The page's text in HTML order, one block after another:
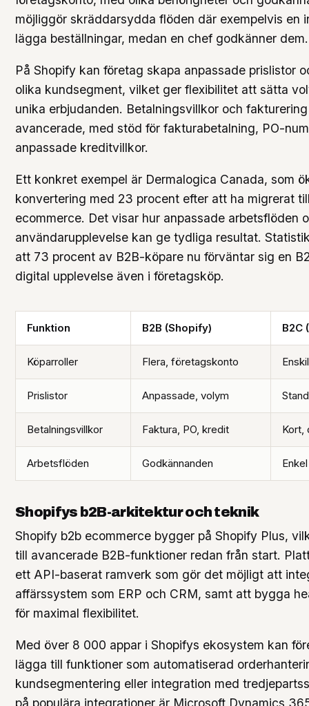
möjliggör skräddarsydda flöden där exempelvis en
lägga beställningar, medan en chef godkänner dem.
På Shopify kan företag skapa anpassade prislistor
olika kundsegment, vilket ger flexibilitet att sätta
unika erbjudanden. Betalningsvillkor och
avancerade, med stöd för fakturabetalning, PO-
anpassade kreditvillkor.
Ett konkret exempel är Dermalogica Canada, som
konvertering med 23 procent efter att ha migrerat
ecommerce. Det visar hur anpassade arbetsflöden
användarupplevelse kan ge tydliga resultat.
att 73 procent av B2B-köpare nu förväntar sig en
digital upplevelse även i företagsköp.
Funktion B2B (Shopify) B2C
Köparroller Flera, företagskonto
Prislistor Anpassade, volym
Betalningsvillkor Faktura, PO, kredit Kort,
Arbetsflöden Godkännanden
Shopifys b2B-arkitektur och teknik
Shopify b2b ecommerce bygger på Shopify Plus,
till avancerade B2B-funktioner redan från start.
ett API-baserat ramverk som gör det möjligt att
affärssystem som ERP och CRM, samt att bygga
för maximal flexibilitet.
Med över 8 000 appar i Shopifys ekosystem kan
lägga till funktioner som automatiserad
kundsegmentering eller integration med